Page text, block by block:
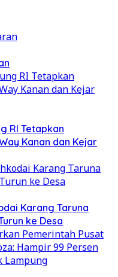
RI Tetapkan
Kanan dan Kejar
Karang Taruna
ke Desa